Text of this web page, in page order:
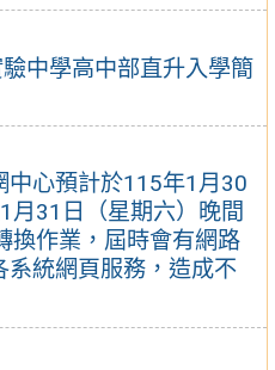
中學高中部直升入學簡
中心預計於115年1月30
月31日（星期六）晚間
換作業，屆時會有網路
統網頁服務，造成不